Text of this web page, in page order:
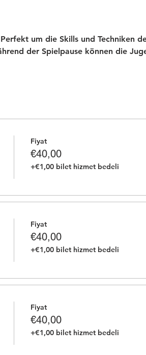
um die Skills und Techniken
der Spielpause können die
Fiyat
€40,00
+€1,00 bilet hizmet bedeli
Fiyat
€40,00
+€1,00 bilet hizmet bedeli
Fiyat
€40,00
+€1,00 bilet hizmet bedeli